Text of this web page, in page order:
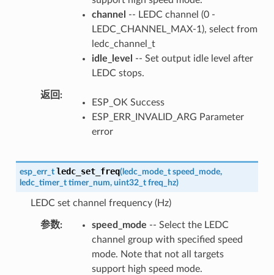
channel
-- LEDC channel (0 -
LEDC_CHANNEL_MAX-1), select from
ledc_channel_t
idle_level
-- Set output idle level after
LEDC stops.
返回
ESP_OK Success
ESP_ERR_INVALID_ARG Parameter
error
esp_err_t ledc_set_freq(ledc_mode_t speed_mode,
ledc_timer_t timer_num, uint32_t freq_hz)
LEDC set channel frequency (Hz)
参数 speed_mode -- Select the LEDC
channel group with specified speed
mode. Note that not all targets
support high speed mode.